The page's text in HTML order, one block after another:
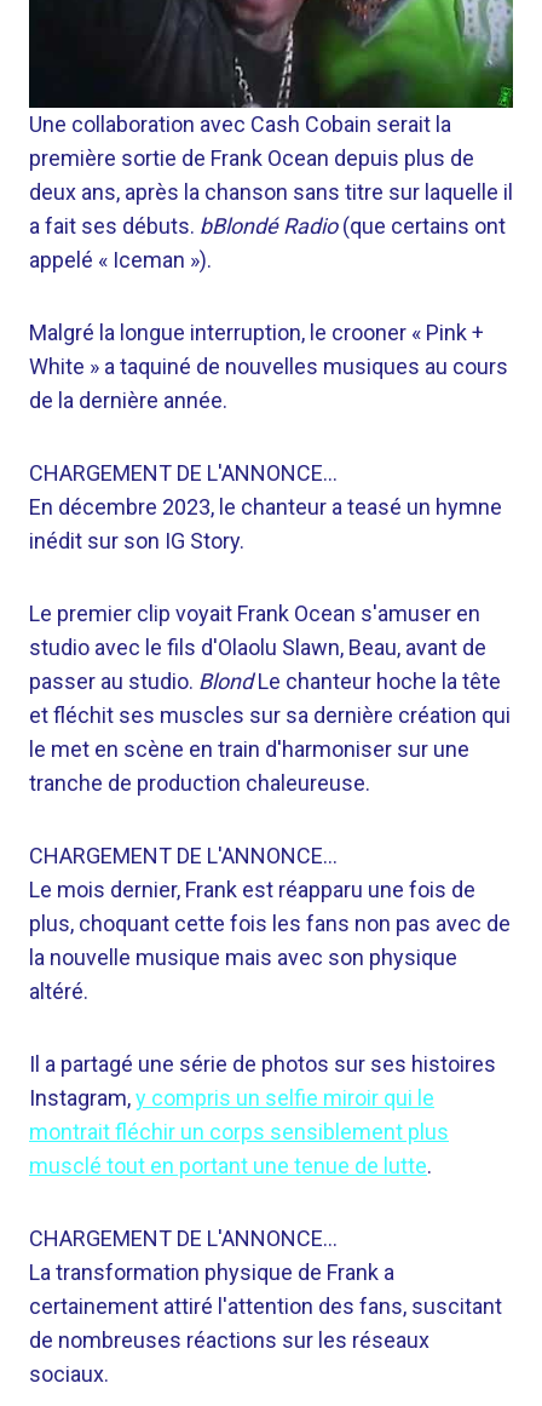
Une collaboration avec Cash Cobain serait la
première sortie de Frank Ocean depuis plus de
deux ans, après la chanson sans titre sur laquelle il
a fait ses débuts. bBlondé Radio(que certains ont
appelé « Iceman »).
Malgré la longue interruption, le crooner « Pink +
White » a taquiné de nouvelles musiques au cours
de la dernière année.
CHARGEMENT DE L'ANNONCE…
En décembre 2023, le chanteur a teasé un hymne
inédit sur son IG Story.
Le premier clip voyait Frank Ocean s'amuser en
studio avec le fils d'Olaolu Slawn, Beau, avant de
passer au studio. BlondLe chanteur hoche la tête
et fléchit ses muscles sur sa dernière création qui
le met en scène en train d'harmoniser sur une
tranche de production chaleureuse.
CHARGEMENT DE L'ANNONCE…
Le mois dernier, Frank est réapparu une fois de
plus, choquant cette fois les fans non pas avec de
la nouvelle musique mais avec son physique
altéré.
Il a partagé une série de photos sur ses histoires
Instagram,y compris un selfie miroir qui le
montrait fléchir un corps sensiblement plus
musclé tout en portant une tenue de lutte.
CHARGEMENT DE L'ANNONCE…
La transformation physique de Frank a
certainement attiré l'attention des fans, suscitant
de nombreuses réactions sur les réseaux
sociaux.